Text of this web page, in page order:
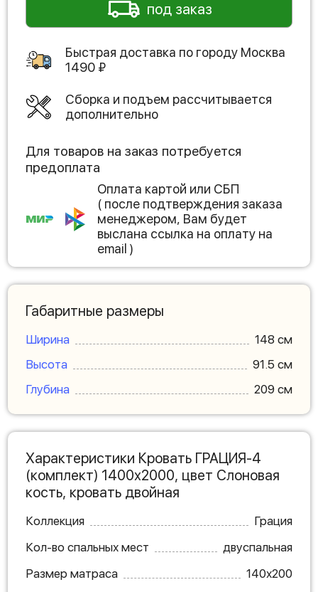
под заказ
Быстрая доставка по городу Москва
1490 ₽
Сборка и подъем рассчитывается
дополнительно
Для товаров на заказ потребуется
предоплата
Оплата картой или СБП
( после подтверждения заказа
менеджером, Вам будет
выслана ссылка на оплату на
email )
Габаритные размеры
Ширина
148 см
Высота
91.5 см
Глубина
209 см
Характеристики Кровать ГРАЦИЯ-4
(комплект) 1400х2000, цвет Слоновая
кость, кровать двойная
Коллекция
Грация
Кол-во спальных мест
двуспальная
Размер матраса
140х200